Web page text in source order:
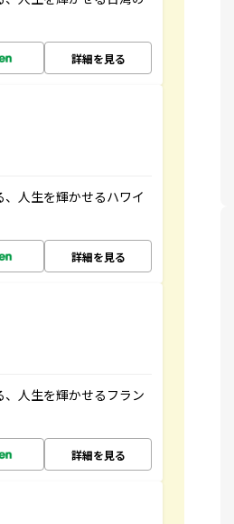
詳細を見る
人生を輝かせるハワイ
詳細を見る
人生を輝かせるフラン
詳細を見る